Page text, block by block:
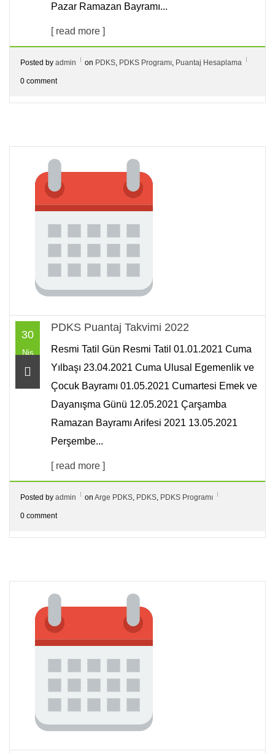
Pazar Ramazan Bayramı...
[ read more ]
Posted by admin on PDKS PDKS Programı Puantaj Hesaplama
0 comment
30
Nis
PDKS Puantaj Takvimi 2022
Resmi Tatil Gün Resmi Tatil 01.01.2021 Cuma
Yılbaşı 23.04.2021 Cuma Ulusal Egemenlik ve
Çocuk Bayramı 01.05.2021 Cumartesi Emek ve
Dayanışma Günü 12.05.2021 Çarşamba
Ramazan Bayramı Arifesi 2021 13.05.2021
Perşembe...
[ read more ]
Posted by admin on Arge PDKS PDKS PDKS Programı
0 comment